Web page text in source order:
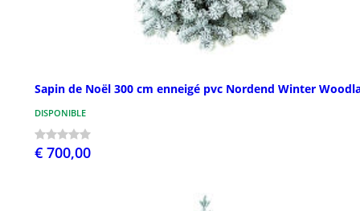
Sapin de Noël 300 cm enneigé pvc Nordend Winter
DISPONIBLE
€ 700,00